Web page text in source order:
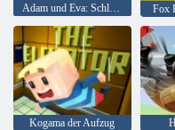
Adam und Eva: Schlafwandler Fox
Kogama der Aufzug